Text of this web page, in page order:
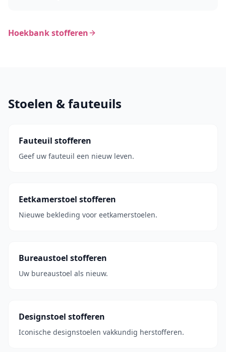
Hoekbank stofferen
Stoelen & fauteuils
Fauteuil stofferen
Geef uw fauteuil een nieuw leven.
Eetkamerstoel stofferen
Nieuwe bekleding voor eetkamerstoelen.
Bureaustoel stofferen
Uw bureaustoel als nieuw.
Designstoel stofferen
Iconische designstoelen vakkundig herstofferen.